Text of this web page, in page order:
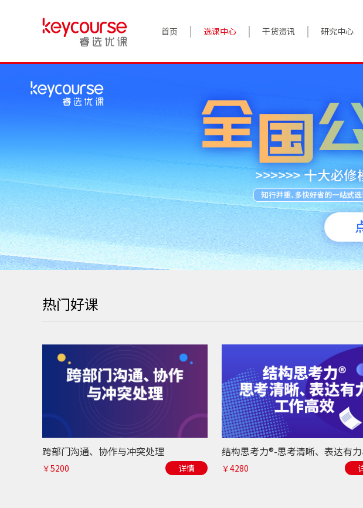
首页 选课中心 干货资讯
政策前沿
答疑精选
睿选视角
研究中心
研究报告
解决方案
数字化转型
热门好课
跨部门沟通、协作与冲突处理
￥5200 详情 ￥4280